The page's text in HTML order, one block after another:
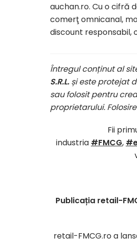
auchan.ro. Cu o cifră
comerţ omnicanal,
discount responsabil,
Întregul conținut al
S.R.L. și este protejat
sau folosit pentru
proprietarului.
Fii
industria #FMCG,
Publicația retail-
retail-FMCG.ro a